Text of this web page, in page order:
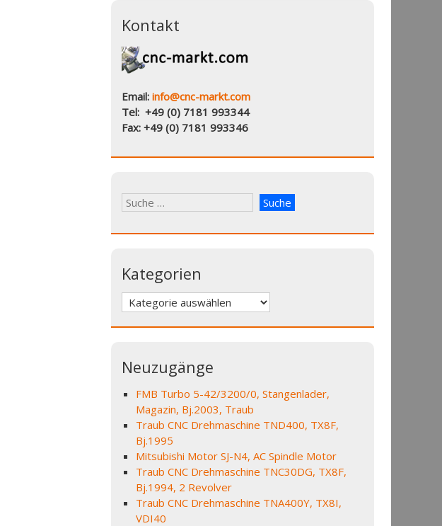
Kontakt
Email: info@cnc-markt.com
Tel: +49 (0) 7181 993344
Fax: +49 (0) 7181 993346
Kategorien
Kategorien
Neuzugänge
FMB Turbo 5-42/3200/0, Stangenlader,
Magazin, Bj.2003, Traub
Traub CNC Drehmaschine TND400, TX8F,
Bj.1995
Mitsubishi Motor SJ-N4, AC Spindle Motor
Traub CNC Drehmaschine TNC30DG, TX8F,
Bj.1994, 2 Revolver
Traub CNC Drehmaschine TNA400Y, TX8I,
VDI40